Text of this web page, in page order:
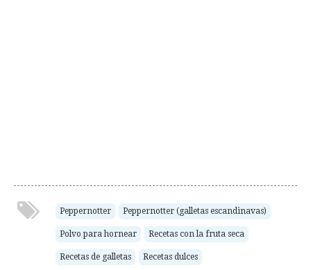
Peppernotter Peppernotter (galletas escandinavas)
Polvo para hornear Recetas con la fruta seca
Recetas de galletas Recetas dulces